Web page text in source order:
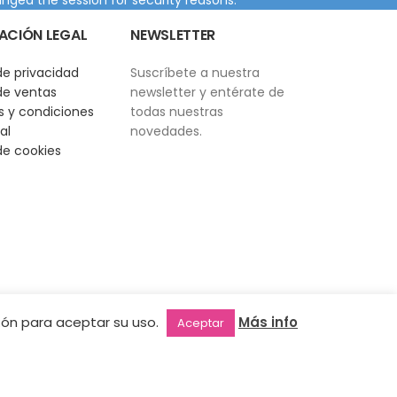
LEGAL
privacidad
ventas
y condiciones
cookies
NEWSLETTER
Suscríbete a nuestra
newsletter y entérate de
todas nuestras
novedades.
para aceptar su uso. Aceptar Más info